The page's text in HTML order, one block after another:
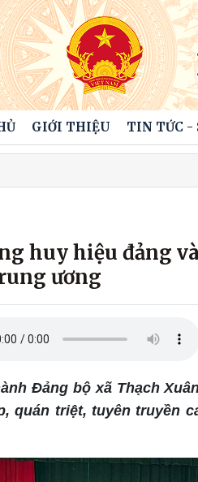
GIỚI THIỆU TIN TỨC -
huy hiệu đảng
ương
Đảng bộ xã Thạch
quán triệt, tuyên truyền